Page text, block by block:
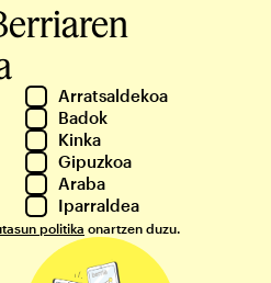
Arratsaldekoa
Badok
Kinka
Gipuzkoa
Araba
Iparraldea
politika onartzen duzu.